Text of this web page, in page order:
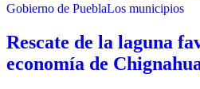
Gobierno de PueblaLos municipios
Rescate de la laguna
economía de